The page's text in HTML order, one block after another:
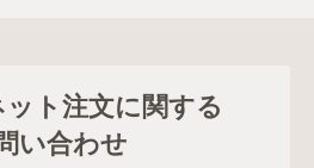
ト注文に関する
い合わせ